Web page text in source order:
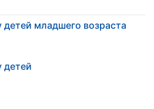
младшего возраста
детей